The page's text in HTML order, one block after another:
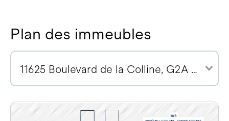
Plan des immeubles
11625 Boulevard de la Colline, G2A 2E1 (2)